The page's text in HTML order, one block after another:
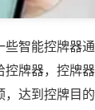
智能控牌器
牌器，控牌
达到控牌目的